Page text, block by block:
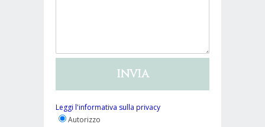
Leggi l'informativa sulla privacy
Autorizzo